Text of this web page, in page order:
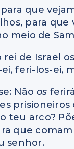
que
para que
meio de
rei de Israel
feri-los-ei,
Não os
prisioneiros
teu arco?
que
senhor.